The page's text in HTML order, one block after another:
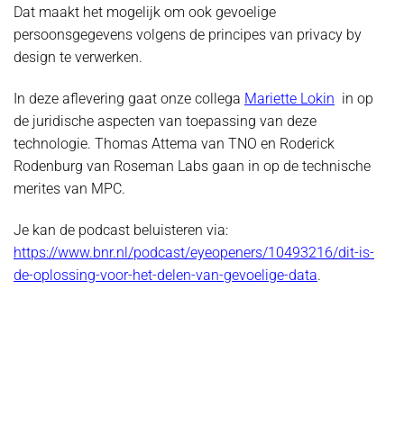
Dat maakt het mogelijk om ook gevoelige
persoonsgegevens volgens de principes van privacy by
design te verwerken.
In deze aflevering gaat onze collega Mariette Lokin in op
de juridische aspecten van toepassing van deze
technologie. Thomas Attema van TNO en Roderick
Rodenburg van Roseman Labs gaan in op de technische
merites van MPC.
Je kan de podcast beluisteren via:
https://www.bnr.nl/podcast/eyeopeners/10493216/dit-is-
de-oplossing-voor-het-delen-van-gevoelige-data.